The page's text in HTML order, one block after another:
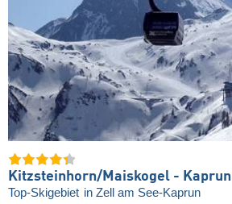
Kitzsteinhorn/​Maiskogel - Kaprun
Top-Skigebiet in Zell am See-Kaprun